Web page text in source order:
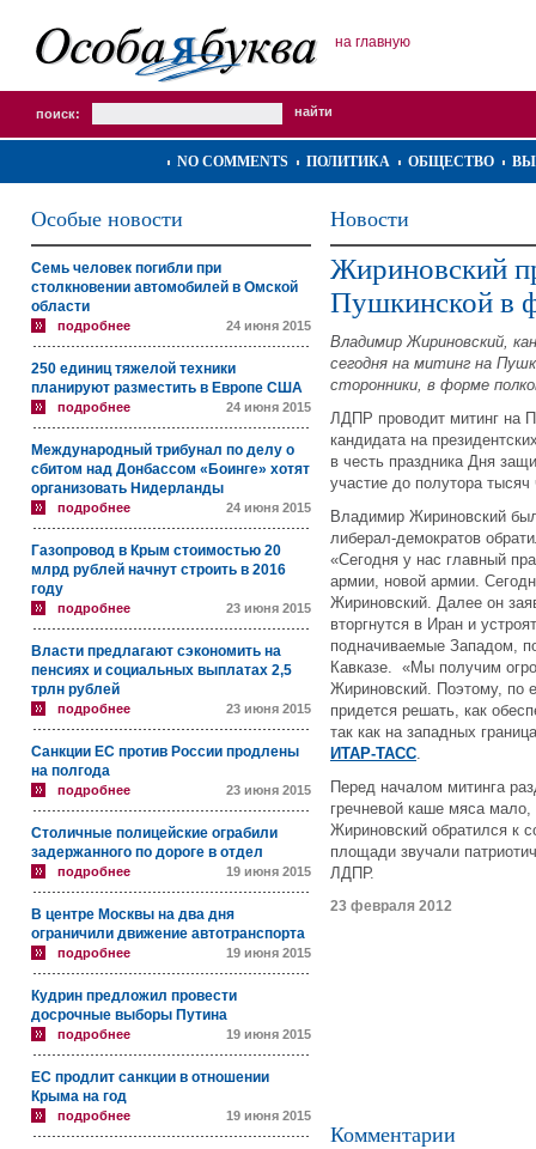
на главную
поиск:
NO COMMENTS ПОЛИТИКА ОБЩЕСТВО
Особые новости
Семь человек погибли при
столкновении автомобилей в Омской
области
подробнее 24 июня 2015
250 единиц тяжелой техники
планируют разместить в Европе США
подробнее 24 июня 2015
Международный трибунал по делу о
сбитом над Донбассом «Боинге» хотят
организовать Нидерланды
подробнее 24 июня 2015
Газопровод в Крым стоимостью 20
млрд рублей начнут строить в 2016
году
подробнее 23 июня 2015
Власти предлагают сэкономить на
пенсиях и социальных выплатах 2,5
трлн рублей
подробнее 23 июня 2015
Санкции ЕС против России продлены
на полгода
подробнее 23 июня 2015
Столичные полицейские ограбили
задержанного по дороге в отдел
подробнее 19 июня 2015
В центре Москвы на два дня
ограничили движение автотранспорта
подробнее 19 июня 2015
Кудрин предложил провести
досрочные выборы Путина
подробнее 19 июня 2015
ЕС продлит санкции в отношении
Крыма на год
подробнее 19 июня 2015
Новости
Жириновский
Пушкинской в
Владимир Жириновский,
сегодня на митинг на
сторонники, в форме
ЛДПР проводит митинг на
кандидата на
в честь праздника Дня
участие до полутора тысяч
Владимир Жириновский
либерал-демократов
«Сегодня у нас главный
армии, новой армии.
Жириновский. Далее он
вторгнутся в Иран и
подначиваемые Западом,
Кавказе. «Мы получим
Жириновский. Поэтому, по
придется решать, как
так как на западных
ИТАР-ТАСС.
Перед началом митинга
гречневой каше мяса
Жириновский обратился к
площади звучали
ЛДПР.
23 февраля 2012
Комментарии